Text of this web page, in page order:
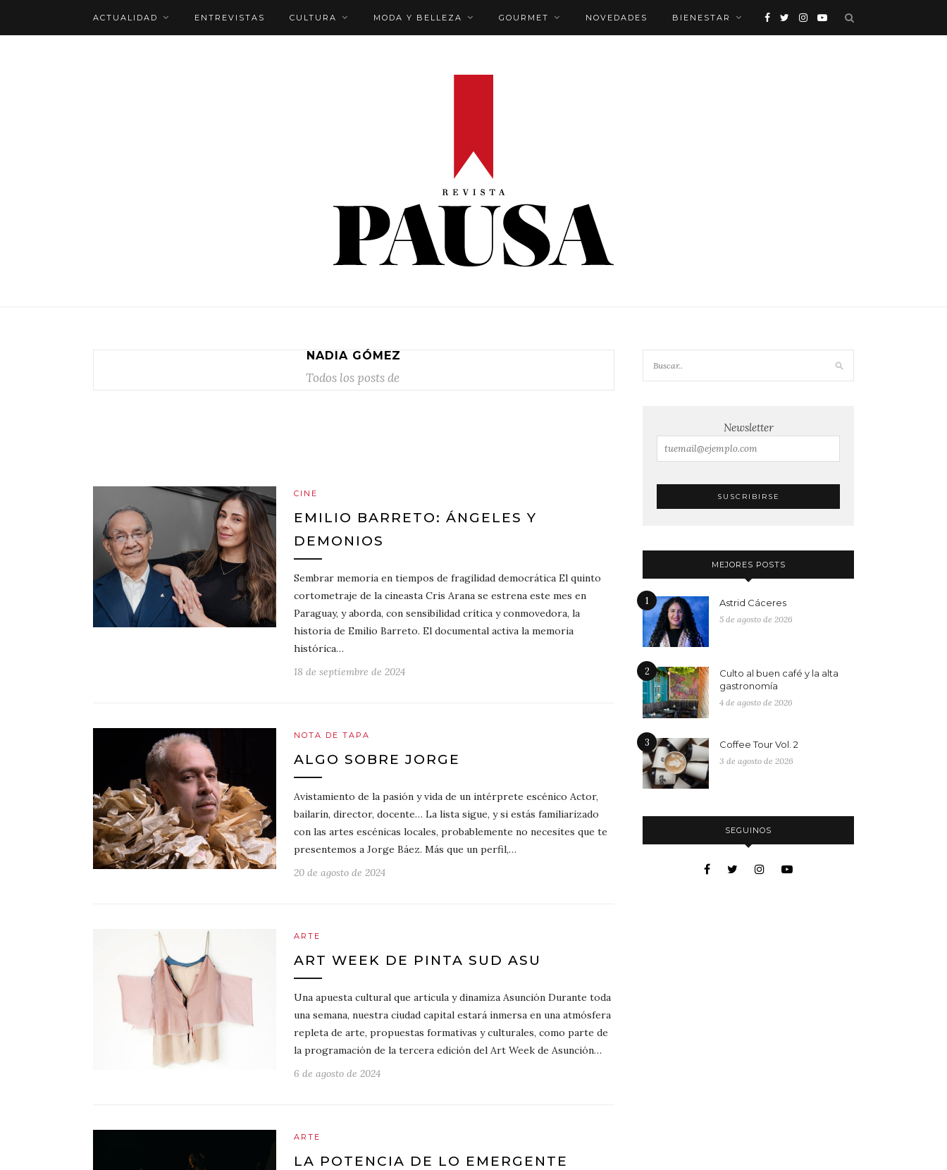
ACTUALIDAD ENTREVISTAS CULTURA MODA Y BELLEZA GOURMET NOVEDADES BIENESTAR
Todos los posts de
NADIA GÓMEZ
CINE
EMILIO BARRETO: ÁNGELES Y
DEMONIOS
Sembrar memoria en tiempos de fragilidad democrática El quinto
cortometraje de la cineasta Cris Arana se estrena este mes en
Paraguay, y aborda, con sensibilidad crítica y conmovedora, la
historia de Emilio Barreto. El documental activa la memoria
histórica…
18 de septiembre de 2024
NOTA DE TAPA
ALGO SOBRE JORGE
Avistamiento de la pasión y vida de un intérprete escénico Actor,
bailarín, director, docente… La lista sigue, y si estás familiarizado
con las artes escénicas locales, probablemente no necesites que te
presentemos a Jorge Báez. Más que un perfil,…
20 de agosto de 2024
ARTE
ART WEEK DE PINTA SUD ASU
Una apuesta cultural que articula y dinamiza Asunción Durante toda
una semana, nuestra ciudad capital estará inmersa en una atmósfera
repleta de arte, propuestas formativas y culturales, como parte de
la programación de la tercera edición del Art Week de Asunción…
6 de agosto de 2024
ARTE
LA POTENCIA DE LO EMERGENTE
Newsletter
MEJORES POSTS
1 Astrid Cáceres
5 de agosto de 2026
2
Culto al buen café y la alta
gastronomía
4 de agosto de 2026
3 Coffee Tour Vol. 2
3 de agosto de 2026
SEGUINOS